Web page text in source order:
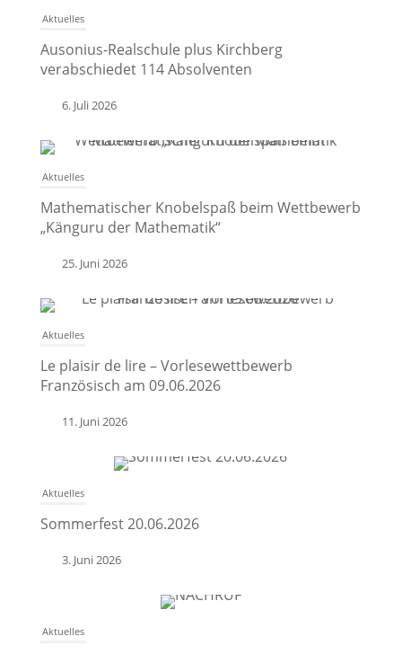
Aktuelles
Ausonius-Realschule plus Kirchberg
verabschiedet 114 Absolventen
6. Juli 2026
Aktuelles
Mathematischer Knobelspaß beim Wettbewerb
„Känguru der Mathematik“
25. Juni 2026
Aktuelles
Le plaisir de lire – Vorlesewettbewerb
Französisch am 09.06.2026
11. Juni 2026
Aktuelles
Sommerfest 20.06.2026
3. Juni 2026
Aktuelles